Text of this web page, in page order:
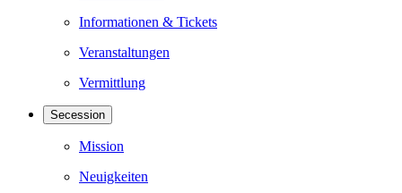
Informationen & Tickets
Veranstaltungen
Vermittlung
Secession
Mission
Neuigkeiten